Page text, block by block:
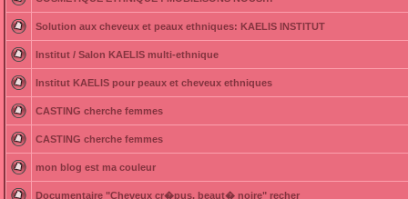
Solution aux cheveux et peaux ethniques: KAELIS INSTITUT
Institut / Salon KAELIS multi-ethnique
Institut KAELIS pour peaux et cheveux ethniques
CASTING cherche femmes
CASTING cherche femmes
mon blog est ma couleur
Documentaire "Cheveux cr�pus, beaut� noire" recher